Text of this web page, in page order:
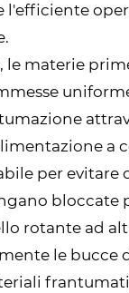
l'efficiente
le materie
a
per evitare
bloccate
rotante ad
le bucce